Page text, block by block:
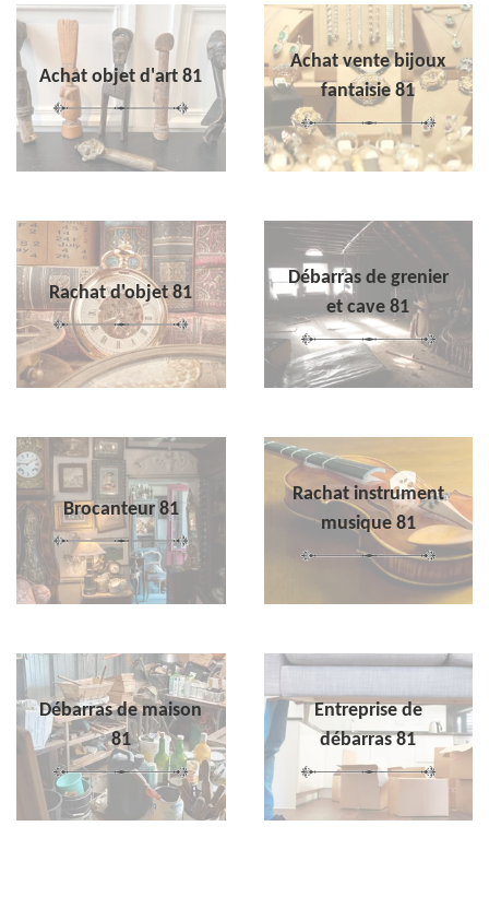
Achat objet d'art 81
Achat vente bijoux
fantaisie 81
Rachat d'objet 81
Débarras de grenier
et cave 81
Brocanteur 81
Rachat instrument
musique 81
Débarras de maison
81
Entreprise de
débarras 81